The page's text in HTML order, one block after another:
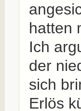
hatten
Ich
der
sich
Erlös